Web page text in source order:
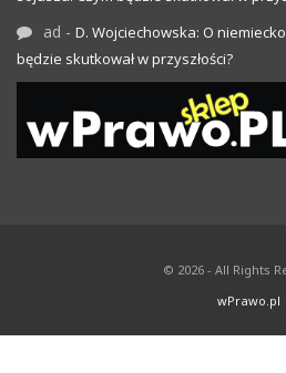
ad - D. Wojciechowska: O
będzie skutkował w przyszłości?
© 2026 - All Rights
wPrawo.pl